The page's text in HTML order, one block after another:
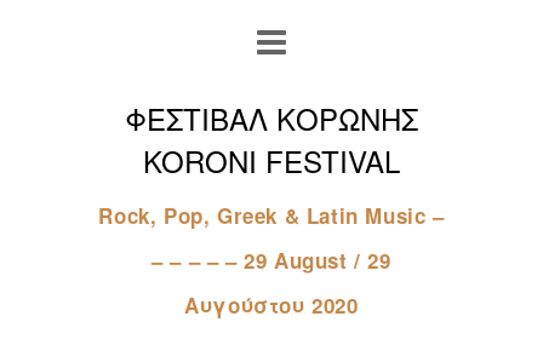
ΦΕΣΤΙΒΑΛ ΚΟΡΩΝΗΣ
KORONI FESTIVAL
Rock, Pop, Greek & Latin Music –
– – – – – 29 August / 29
Αυγούστου 2020